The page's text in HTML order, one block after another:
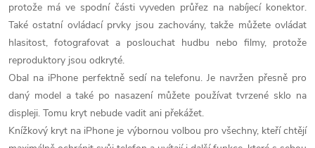
protože má ve spodní části vyveden průřez na nabíjecí konektor.
Také ostatní ovládací prvky jsou zachovány, takže můžete ovládat
hlasitost, fotografovat a poslouchat hudbu nebo filmy, protože
reproduktory jsou odkryté.
Obal na iPhone perfektně sedí na telefonu. Je navržen přesně pro
daný model a také po nasazení můžete používat tvrzené sklo na
displeji. Tomu kryt nebude vadit ani překážet.
Knížkový kryt na iPhone je výbornou volbou pro všechny, kteří chtějí